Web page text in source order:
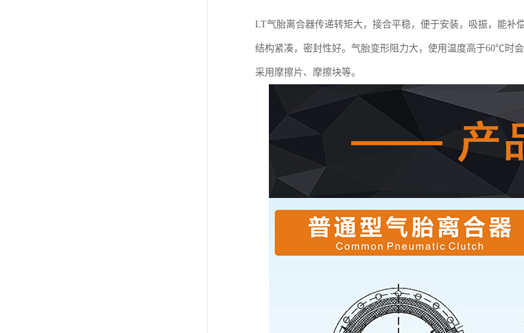
LT气胎离合器传递转矩大，接合平稳，便于安装，吸振，能补
结构紧凑，密封性好。气胎变形阻力大，使用温度高于60℃时
采用摩擦片、摩擦块等。